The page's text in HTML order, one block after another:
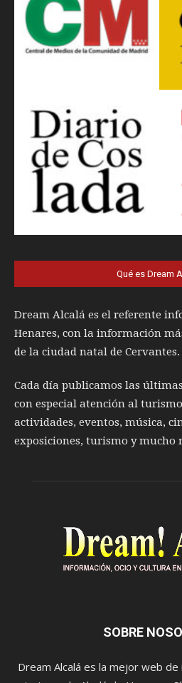
Qué es Dream
Dream Alcalá es el referente
Henares, con la información
de la ciudad natal de Cervantes.
Cada día publicamos las
con especial atención al
actividades, eventos, música,
exposiciones, turismo y mucho
SOBRE
Dream Alcalá es la mejor web